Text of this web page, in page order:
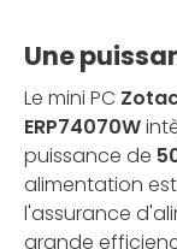
Une
Le mini PC
ERP74070W
puissance de
alimentation
l'assurance
grande